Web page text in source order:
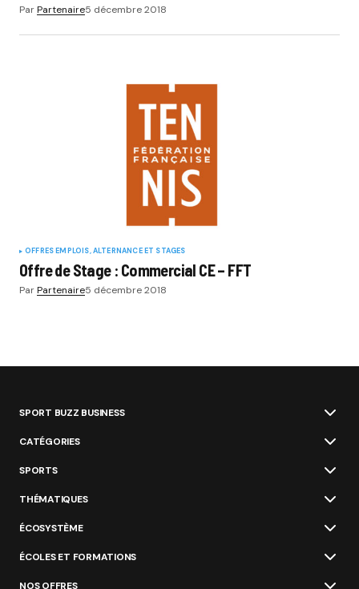
ParPartenaire5 décembre 2018
OFFRES EMPLOIS, ALTERNANCE ET STAGES
Offre de Stage : Commercial CE – FFT
ParPartenaire5 décembre 2018
SPORT BUZZ BUSINESS
CATÉGORIES
SPORTS
THÉMATIQUES
ÉCOSYSTÈME
ÉCOLES ET FORMATIONS
NOS OFFRES